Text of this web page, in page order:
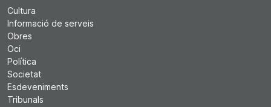
Cultura
Informació de serveis
Obres
Oci
Política
Societat
Esdeveniments
Tribunals